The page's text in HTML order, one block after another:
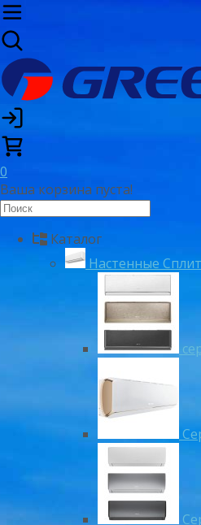
0
Ваша корзина пуста!
Каталог
Настенные